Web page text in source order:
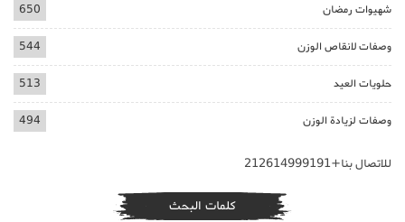
شهيوات رمضان 650
وصفات لانقاص الوزن 544
حلويات العيد 513
وصفات لزيادة الوزن 494
للاتصال بنا+212614999191
كلمات البحث